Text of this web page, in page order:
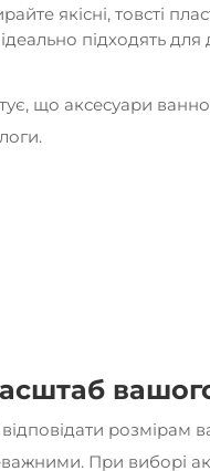
якісні, товсті
підходять
що аксесуари
При виборі